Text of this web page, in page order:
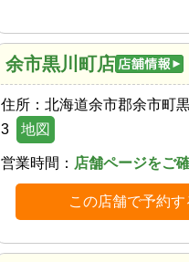
余市黒川町店
住所： 北海道余市郡余市町
3
地図
営業時間： 店舗ページをご
この店舗で予約す